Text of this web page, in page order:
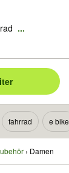
...
fahrrad e bike
Damen